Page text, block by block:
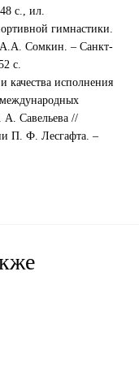
с., ил.
гимнастики.
А.А. Сомкин. – Санкт-
с.
качества исполнения
А. Савельева //
П. Ф. Лесгафта. –